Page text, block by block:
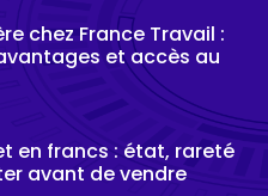
chez France Travail :
et accès au
en francs : état, rareté
avant de vendre